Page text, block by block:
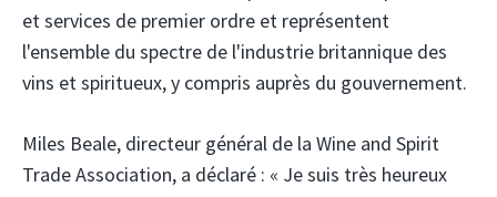
et services de premier ordre et représentent
l'ensemble du spectre de l'industrie britannique des
vins et spiritueux, y compris auprès du gouvernement.
Miles Beale, directeur général de la Wine and Spirit
Trade Association, a déclaré : « Je suis très heureux